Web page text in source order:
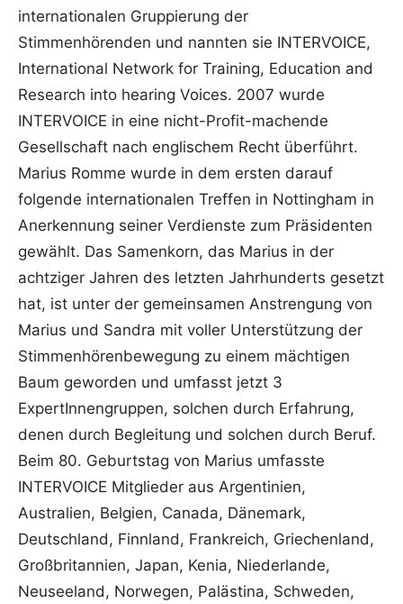
internationalen Gruppierung der
Stimmenhörenden und nannten sie INTERVOICE,
International Network for Training, Education and
Research into hearing Voices. 2007 wurde
INTERVOICE in eine nicht-Profit-machende
Gesellschaft nach englischem Recht überführt.
Marius Romme wurde in dem ersten darauf
folgende internationalen Treffen in Nottingham in
Anerkennung seiner Verdienste zum Präsidenten
gewählt. Das Samenkorn, das Marius in der
achtziger Jahren des letzten Jahrhunderts gesetzt
hat, ist unter der gemeinsamen Anstrengung von
Marius und Sandra mit voller Unterstützung der
Stimmenhörenbewegung zu einem mächtigen
Baum geworden und umfasst jetzt 3
ExpertInnengruppen, solchen durch Erfahrung,
denen durch Begleitung und solchen durch Beruf.
Beim 80. Geburtstag von Marius umfasste
INTERVOICE Mitglieder aus Argentinien,
Australien, Belgien, Canada, Dänemark,
Deutschland, Finnland, Frankreich, Griechenland,
Großbritannien, Japan, Kenia, Niederlande,
Neuseeland, Norwegen, Palästina, Schweden,